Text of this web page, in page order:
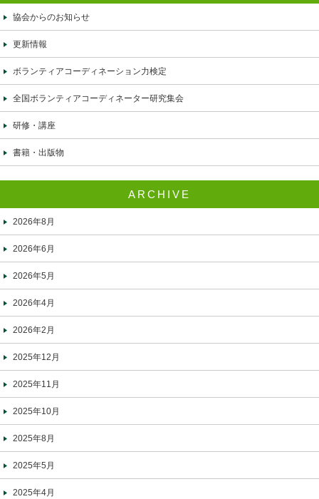
協会からのお知らせ
更新情報
ボランティアコーディネーション力検定
全国ボランティアコーディネーター研究集会
研修・講座
書籍・出版物
ARCHIVE
2026年8月
2026年6月
2026年5月
2026年4月
2026年2月
2025年12月
2025年11月
2025年10月
2025年8月
2025年5月
2025年4月